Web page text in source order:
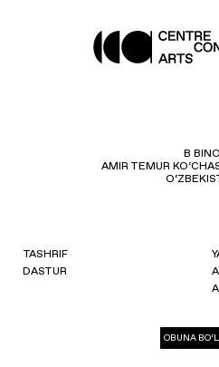
B
AMIR TEMUR
TASHRIF
DASTUR
OBUNA